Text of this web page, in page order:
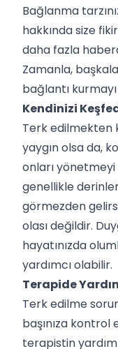
Bağlanma
hakkında size
daha fazla
Zamanla,
bağlantı
Kendinizi
Terk edilmekten
yaygın olsa da,
onları
genellikle
görmezden
olası değildir.
hayatınızda
yardımcı olabilir.
Terapide
Terk edilme
başınıza kontrol
terapistin